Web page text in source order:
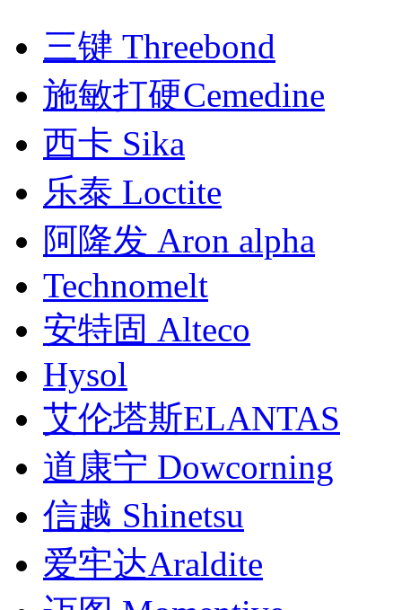
三键 Threebond
施敏打硬Cemedine
西卡 Sika
乐泰 Loctite
阿隆发 Aron alpha
Technomelt
安特固 Alteco
Hysol
艾伦塔斯ELANTAS
道康宁 Dowcorning
信越 Shinetsu
爱牢达Araldite